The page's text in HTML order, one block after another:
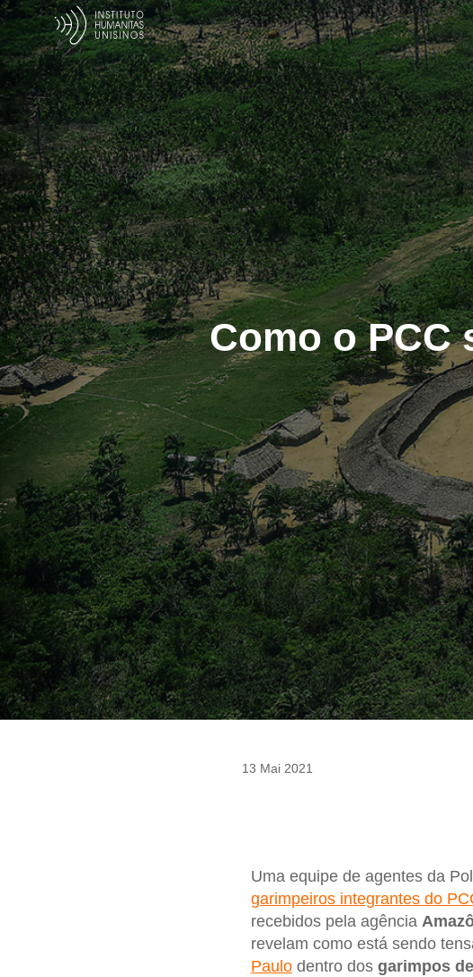
Como o PCC
13 Mai 2021
Uma equipe de agentes da
garimpeiros integrantes do
recebidos pela agência
revelam como está sendo
Paulodentro dos garimpos